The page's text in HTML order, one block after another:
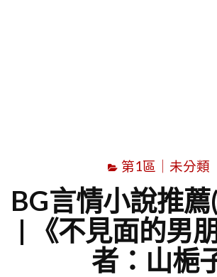
第1區｜未分類
BG言情小說推
| 《不見面的男
者：山梔